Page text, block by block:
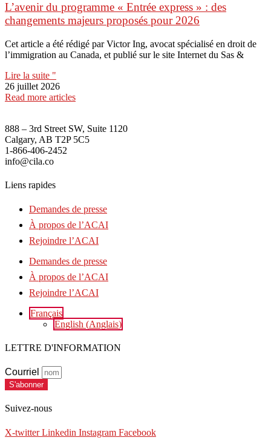
L’avenir du programme « Entrée express » : des
changements majeurs proposés pour 2026
Cet article a été rédigé par Victor Ing, avocat spécialisé en droit de
l’immigration au Canada, et publié sur le site Internet du Sas &
Lire la suite "
26 juillet 2026
Read more articles
888 – 3rd Street SW, Suite 1120
Calgary, AB T2P 5C5
1-866-406-2452
info@cila.co
Liens rapides
Demandes de presse
À propos de l’ACAI
Rejoindre l’ACAI
Demandes de presse
À propos de l’ACAI
Rejoindre l’ACAI
Français
English (Anglais)
LETTRE D'INFORMATION
Courriel
S'abonner
Suivez-nous
X-twitter Linkedin Instagram Facebook